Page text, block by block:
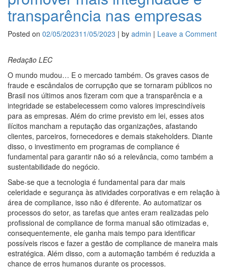
transparência nas empresas
Posted on 02/05/202311/05/2023 | by admin | Leave a Comment
Redação LEC
O mundo mudou… E o mercado também. Os graves casos de
fraude e escândalos de corrupção que se tornaram públicos no
Brasil nos últimos anos fizeram com que a transparência e a
integridade se estabelecessem como valores imprescindíveis
para as empresas. Além do crime previsto em lei, esses atos
ilícitos mancham a reputação das organizações, afastando
clientes, parceiros, fornecedores e demais stakeholders. Diante
disso, o investimento em programas de compliance é
fundamental para garantir não só a relevância, como também a
sustentabilidade do negócio.
Sabe-se que a tecnologia é fundamental para dar mais
celeridade e segurança às atividades corporativas e em relação à
área de compliance, isso não é diferente. Ao automatizar os
processos do setor, as tarefas que antes eram realizadas pelo
profissional de compliance de forma manual são otimizadas e,
consequentemente, ele ganha mais tempo para identificar
possíveis riscos e fazer a gestão de compliance de maneira mais
estratégica. Além disso, com a automação também é reduzida a
chance de erros humanos durante os processos.